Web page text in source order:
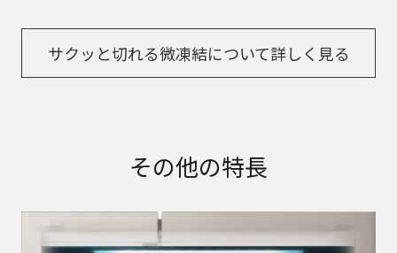
サクッと切れる微凍結について詳しく見る​
その他の特長